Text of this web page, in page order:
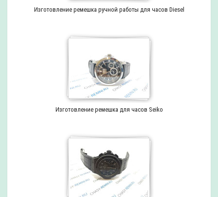
Изготовление ремешка ручной работы для часов Diesel
Изготовление ремешка для часов Seiko